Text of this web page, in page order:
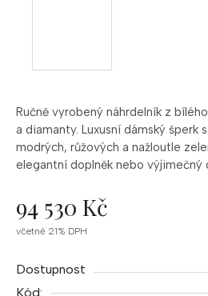
Ručně vyrobený náhrdelník z
a diamanty. Luxusní dámský šperk
modrých, růžových a nažloutle
elegantní doplněk nebo výjimečný
94 530 Kč
Měrná
včetně 21% DPH
Dostupnost
Kód: